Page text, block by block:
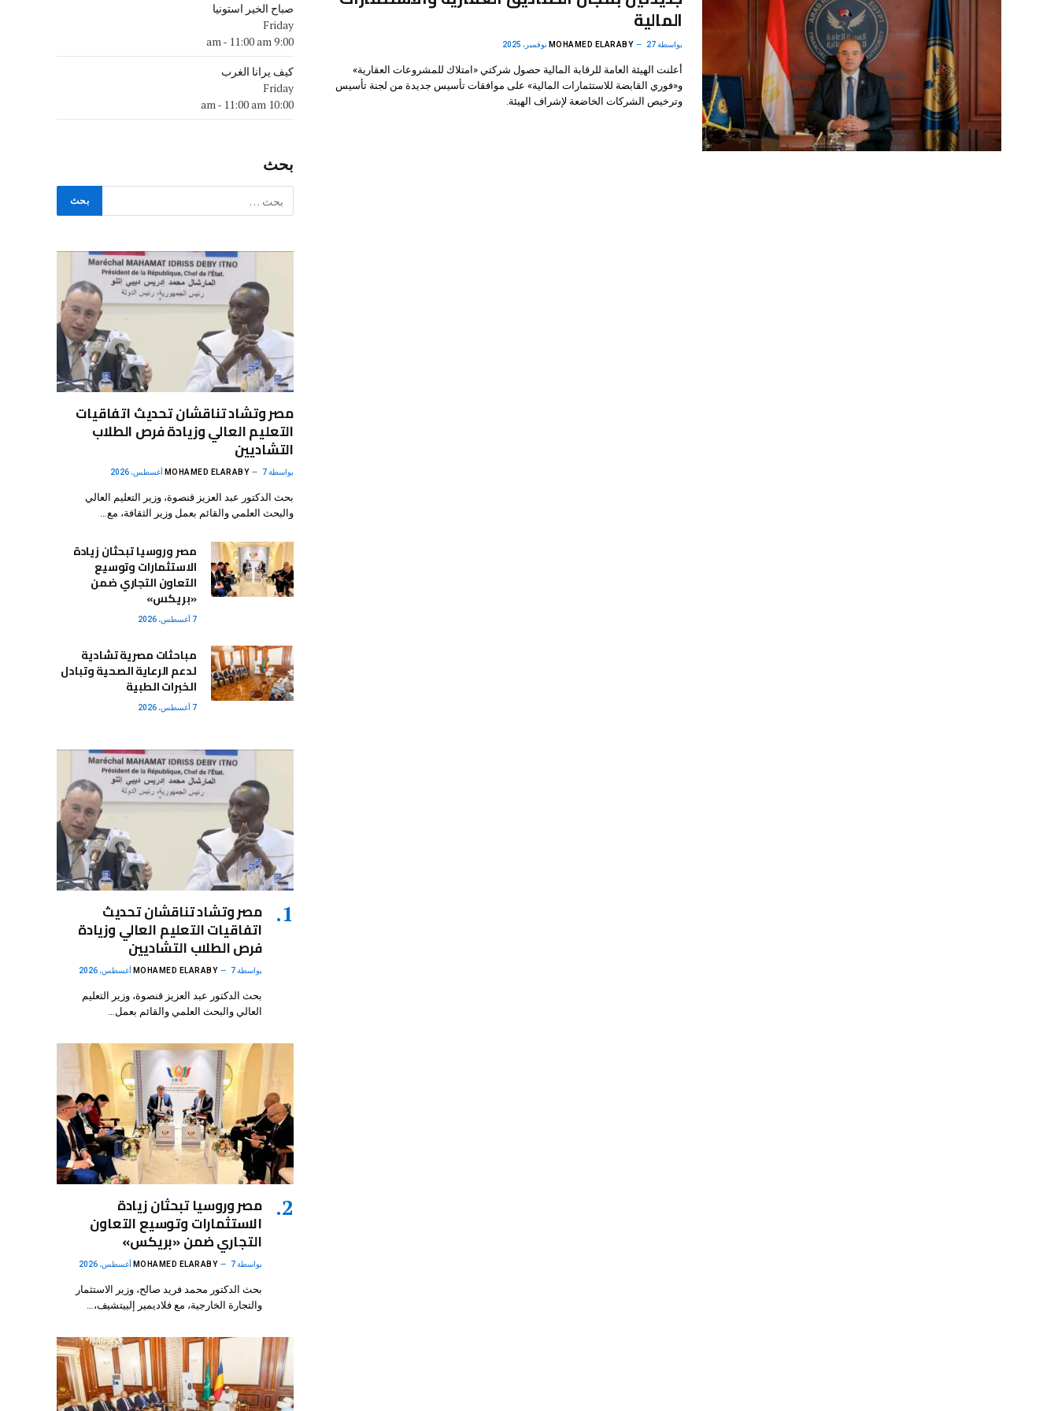
المالية
بواسطة MOHAMED ELARABY 27 نوفمبر، 2025
أعلنت الهيئة العامة للرقابة المالية حصول شركتي «امتلاك للمشروعات العقارية»
و«فوري القابضة للاستثمارات المالية» على موافقات تأسيس جديدة من لجنة تأسيس
وترخيص الشركات الخاضعة لإشراف الهيئة.
صباح الخير استونيا
Friday
9:00 am
- 11:00 am
كيف يرانا الغرب
Friday
10:00 am
- 11:00 am
بحث
مصر وتشاد تناقشان تحديث اتفاقيات
التعليم العالي وزيادة فرص الطلاب
التشاديين
بواسطة MOHAMED ELARABY 7 أغسطس، 2026
بحث الدكتور عبد العزيز قنصوة، وزير التعليم العالي
والبحث العلمي والقائم بعمل وزير الثقافة، مع…
مصر وروسيا تبحثان زيادة
الاستثمارات وتوسيع
التعاون التجاري ضمن
«بريكس»
7 أغسطس، 2026
مباحثات مصرية تشادية
لدعم الرعاية الصحية وتبادل
الخبرات الطبية
7 أغسطس، 2026
مصر وتشاد تناقشان تحديث
اتفاقيات التعليم العالي وزيادة
فرص الطلاب التشاديين
بواسطة MOHAMED ELARABY 7 أغسطس، 2026
بحث الدكتور عبد العزيز قنصوة، وزير التعليم
العالي والبحث العلمي والقائم بعمل…
مصر وروسيا تبحثان زيادة
الاستثمارات وتوسيع التعاون
التجاري ضمن «بريكس»
بواسطة MOHAMED ELARABY 7 أغسطس، 2026
بحث الدكتور محمد فريد صالح، وزير الاستثمار
والتجارة الخارجية، مع فلاديمير إلييتشيف،…